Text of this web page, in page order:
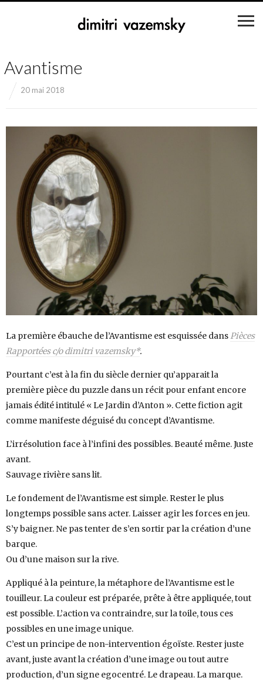
Avantisme
20 mai 2018
La première ébauche de l’Avantisme est esquissée dansPièces
Rapportées c/o dimitri vazemsky*.
Pourtant c’est à la fin du siècle dernier qu’apparait la
première pièce du puzzle dans un récit pour enfant encore
jamais édité intitulé « Le Jardin d’Anton ». Cette fiction agit
comme manifeste déguisé du concept d’Avantisme.
L’irrésolution face à l’infini des possibles. Beauté même. Juste
avant.
Sauvage rivière sans lit.
Le fondement de l’Avantisme est simple. Rester le plus
longtemps possible sans acter. Laisser agir les forces en jeu.
S’y baigner. Ne pas tenter de s’en sortir par la création d’une
barque.
Ou d’une maison sur la rive.
Appliqué à la peinture, la métaphore de l’Avantisme est le
touilleur. La couleur est préparée, prête à être appliquée, tout
est possible. L’action va contraindre, sur la toile, tous ces
possibles en une image unique.
C’est un principe de non-intervention égoïste. Rester juste
avant, juste avant la création d’une image ou tout autre
production, d’un signe egocentré. Le drapeau. La marque.